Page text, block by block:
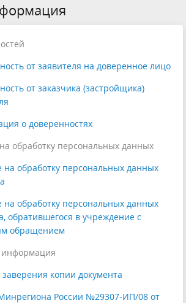
от заявителя на доверенное лицо
от заказчика (застройщика)
о доверенностях
обработку персональных данных
на обработку персональных данных
на обработку персональных данных
обратившегося в учреждение с
обращением
копии документа
России №29307-ИП/08 от